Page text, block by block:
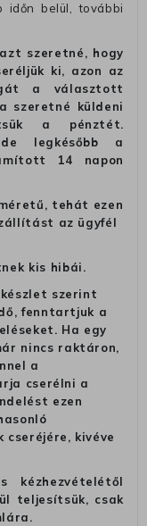
időn belül, további
szeretné, hogy
ki, azon az
a választott
szeretné küldeni
a pénztét.
legkésőbb a
14 napon
tehát ezen
az ügyfél
kis hibái.
szerint
fenntartjuk a
Ha egy
nincs raktáron,
a
cserélni a
ezen
kivéve
teljesítsük, csak